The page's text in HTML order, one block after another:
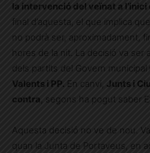
la intervenció del veïnat a l’inici
final d’aquesta, el que implica
no podrà ser, aproximadament,
hores de la nit. La decisió va ser
dels partits del Govern municipal
Valents i PP. En canvi, Junts i
contra, segons ha pogut saber
Aquesta decisió no ve de nou.
quan la Junta de Portaveus, en